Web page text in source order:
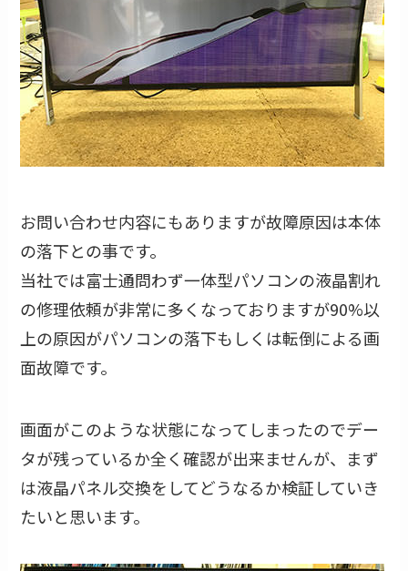
お問い合わせ内容にもありますが故障原因は本体
の落下との事です。
当社では富士通問わず一体型パソコンの液晶割れ
の修理依頼が非常に多くなっておりますが90%以
上の原因がパソコンの落下もしくは転倒による画
面故障です。
画面がこのような状態になってしまったのでデー
タが残っているか全く確認が出来ませんが、まず
は液晶パネル交換をしてどうなるか検証していき
たいと思います。